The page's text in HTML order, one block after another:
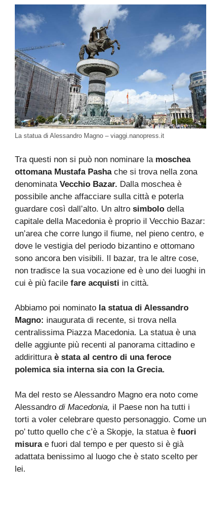
La statua di Alessandro Magno – viaggi.nanopress.it
Tra questi non si può non nominare la moschea
ottomana Mustafa Pashache si trova nella zona
denominata Vecchio Bazar. Dalla moschea è
possibile anche affacciare sulla città e poterla
guardare così dall’alto. Un altro simbolo della
capitale della Macedonia è proprio il Vecchio Bazar:
un’area che corre lungo il fiume, nel pieno centro, e
dove le vestigia del periodo bizantino e ottomano
sono ancora ben visibili. Il bazar, tra le altre cose,
non tradisce la sua vocazione ed è uno dei luoghi in
cui è più facile fare acquisti in città.
Abbiamo poi nominato la statua di Alessandro
Magno: inaugurata di recente, si trova nella
centralissima Piazza Macedonia. La statua è una
delle aggiunte più recenti al panorama cittadino e
addirittura è stata al centro di una feroce
polemica sia interna sia con la Grecia.
Ma del resto se Alessandro Magno era noto come
Alessandro di Macedonia, il Paese non ha tutti i
torti a voler celebrare questo personaggio. Come un
po’ tutto quello che c’è a Skopje, la statua è fuori
misurae fuori dal tempo e per questo si è già
adattata benissimo al luogo che è stato scelto per
lei.